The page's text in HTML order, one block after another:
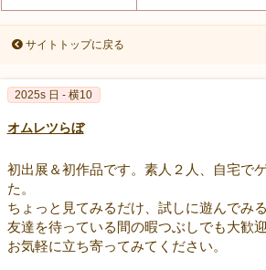
サイトトップに戻る
2025s 日 - 横10
オムレツらぼ
初出展＆初作品です。素人２人、自宅で
た。
ちょっと見てみるだけ、試しに遊んでみ
友達を待っている間の暇つぶしでも大歓迎
お気軽に立ち寄ってみてください。